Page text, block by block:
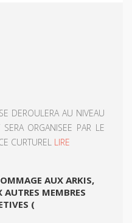
DEROULERA AU NIVEAU
ORGANISEE PAR LE
CURTUREL LIRE
AUX ARKIS,
MEMBRES
(